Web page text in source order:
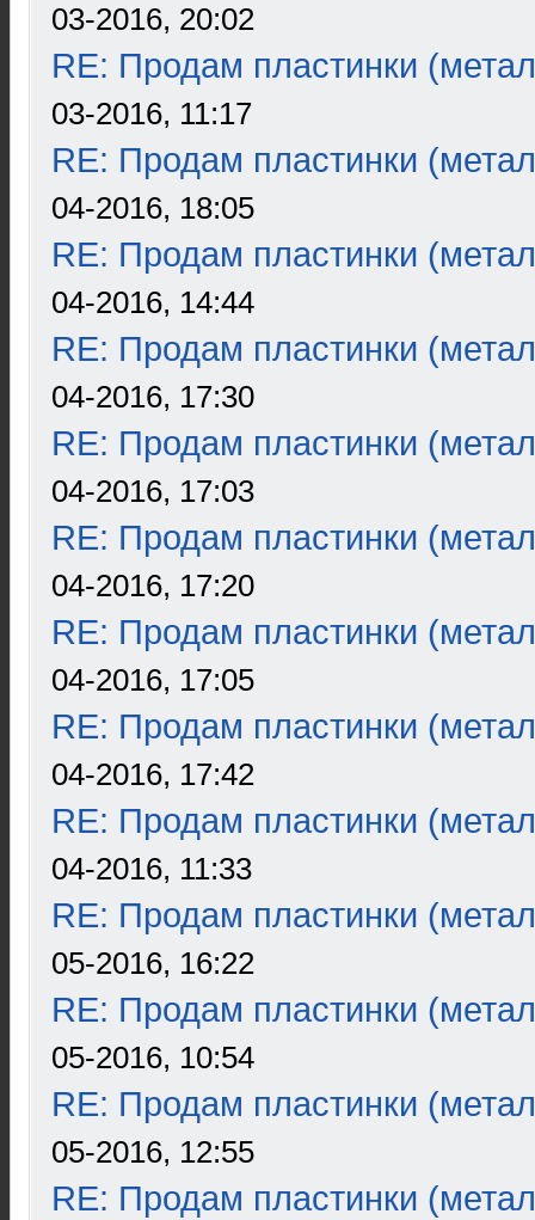
03-2016, 20:02
RE: Продам пластинки
03-2016, 11:17
RE: Продам пластинки
04-2016, 18:05
RE: Продам пластинки
04-2016, 14:44
RE: Продам пластинки
04-2016, 17:30
RE: Продам пластинки
04-2016, 17:03
RE: Продам пластинки
04-2016, 17:20
RE: Продам пластинки
04-2016, 17:05
RE: Продам пластинки
04-2016, 17:42
RE: Продам пластинки
04-2016, 11:33
RE: Продам пластинки
05-2016, 16:22
RE: Продам пластинки
05-2016, 10:54
RE: Продам пластинки
05-2016, 12:55
RE: Продам пластинки